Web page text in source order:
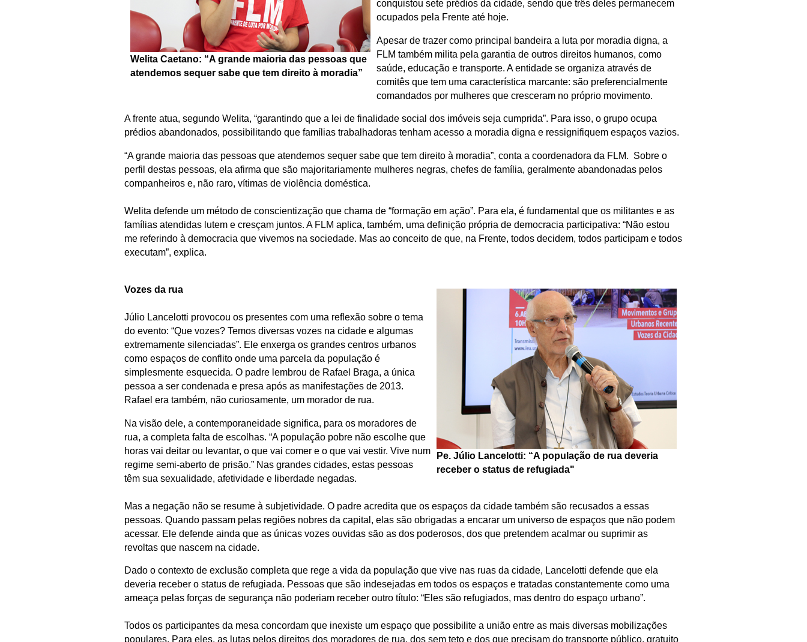
Welita Caetano: “A grande maioria das pessoas que
atendemos sequer sabe que tem direito à moradia”
conquistou sete prédios da cidade, sendo que três deles permanecem
ocupados pela Frente até hoje.
Apesar de trazer como principal bandeira a luta por moradia digna, a
FLM também milita pela garantia de outros direitos humanos, como
saúde, educação e transporte. A entidade se organiza através de
comitês que tem uma característica marcante: são preferencialmente
comandados por mulheres que cresceram no próprio movimento.
A frente atua, segundo Welita, “garantindo que a lei de finalidade social dos imóveis seja cumprida”. Para isso, o grupo ocupa
prédios abandonados, possibilitando que famílias trabalhadoras tenham acesso a moradia digna e ressignifiquem espaços vazios.
“A grande maioria das pessoas que atendemos sequer sabe que tem direito à moradia”, conta a coordenadora da FLM. Sobre o
perfil destas pessoas, ela afirma que são majoritariamente mulheres negras, chefes de família, geralmente abandonadas pelos
companheiros e, não raro, vítimas de violência doméstica.
Welita defende um método de conscientização que chama de “formação em ação”. Para ela, é fundamental que os militantes e as
famílias atendidas lutem e cresçam juntos. A FLM aplica, também, uma definição própria de democracia participativa: “Não estou
me referindo à democracia que vivemos na sociedade. Mas ao conceito de que, na Frente, todos decidem, todos participam e todos
executam”, explica.
Pe. Júlio Lancelotti: “A população de rua deveria
receber o status de refugiada"
Vozes da rua
Júlio Lancelotti provocou os presentes com uma reflexão sobre o tema
do evento: “Que vozes? Temos diversas vozes na cidade e algumas
extremamente silenciadas”. Ele enxerga os grandes centros urbanos
como espaços de conflito onde uma parcela da população é
simplesmente esquecida. O padre lembrou de Rafael Braga, a única
pessoa a ser condenada e presa após as manifestações de 2013.
Rafael era também, não curiosamente, um morador de rua.
Na visão dele, a contemporaneidade significa, para os moradores de
rua, a completa falta de escolhas. “A população pobre não escolhe que
horas vai deitar ou levantar, o que vai comer e o que vai vestir. Vive num
regime semi-aberto de prisão.” Nas grandes cidades, estas pessoas
têm sua sexualidade, afetividade e liberdade negadas.
Mas a negação não se resume à subjetividade. O padre acredita que os espaços da cidade também são recusados a essas
pessoas. Quando passam pelas regiões nobres da capital, elas são obrigadas a encarar um universo de espaços que não podem
acessar. Ele defende ainda que as únicas vozes ouvidas são as dos poderosos, dos que pretendem acalmar ou suprimir as
revoltas que nascem na cidade.
Dado o contexto de exclusão completa que rege a vida da população que vive nas ruas da cidade, Lancelotti defende que ela
deveria receber o status de refugiada. Pessoas que são indesejadas em todos os espaços e tratadas constantemente como uma
ameaça pelas forças de segurança não poderiam receber outro título: “Eles são refugiados, mas dentro do espaço urbano”.
Todos os participantes da mesa concordam que inexiste um espaço que possibilite a união entre as mais diversas mobilizações
populares. Para eles, as lutas pelos direitos dos moradores de rua, dos sem teto e dos que precisam do transporte público, gratuito